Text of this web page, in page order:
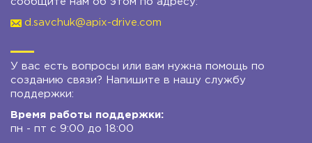
d.savchuk@apix-drive.com
У вас есть вопросы или вам нужна помощь по
созданию связи? Напишите в нашу службу
поддержки:
Время работы поддержки:
пн - пт с 9:00 до 18:00